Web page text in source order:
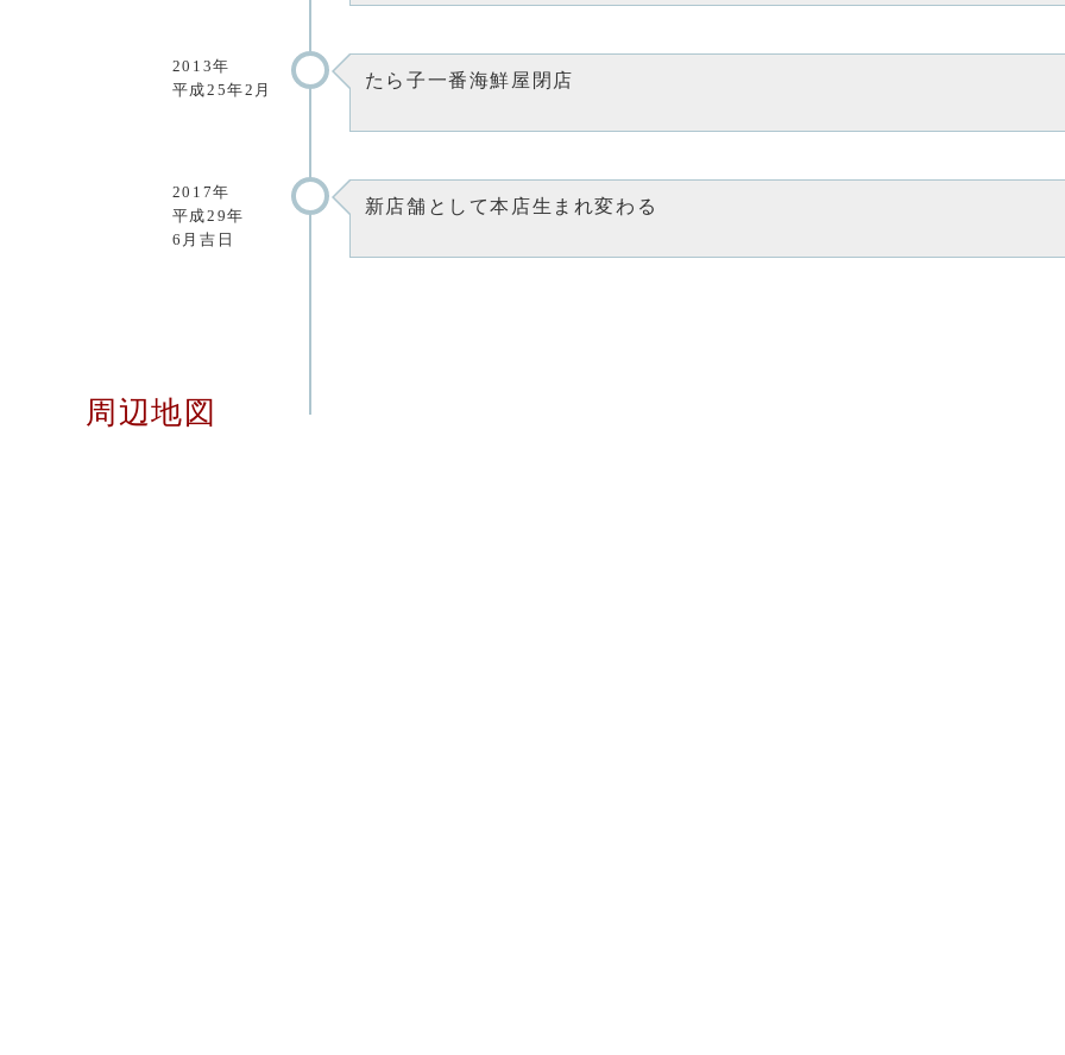
たら子一番海鮮屋閉店
2013年
平成25年2月
新店舗として本店生まれ変わる
2017年
平成29年
6月吉日
周辺地図